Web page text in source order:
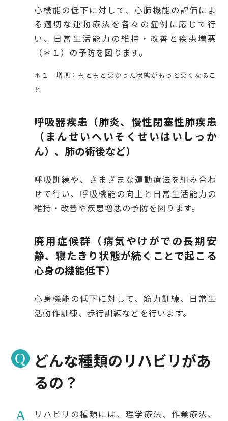
心機能の低下に対して、心肺機能の評価によ
る適切な運動療法を各々の症例に応じて行
い、日常生活能力の維持・改善と疾患増悪
（＊１）の予防を図ります。
＊１ 増悪：もともと悪かった状態がもっと悪くなるこ
と
呼吸器疾患（肺炎、慢性閉塞性肺疾患
（まんせいへいそくせいはいしっか
ん）、肺の術後など）
呼吸訓練や、さまざまな運動療法を組み合わ
せて行い、呼吸機能の向上と日常生活能力の
維持・改善や疾患増悪の予防を図ります。
廃用症候群（病気やけがでの長期安
静、寝たきり状態が続くことで起こる
心身の機能低下）
心身機能の低下に対して、筋力訓練、日常生
活動作訓練、歩行訓練などを行います。
どんな種類のリハビリがあ
るの？
リハビリの種類には、理学療法、作業療法、